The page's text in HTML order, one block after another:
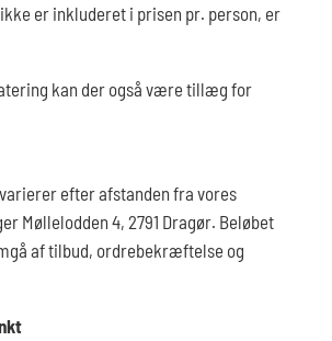
er inkluderet i prisen pr. person, er
kan der også være tillæg for
efter afstanden fra vores
Møllelodden 4, 2791 Dragør. Beløbet
af tilbud, ordrebekræftelse og